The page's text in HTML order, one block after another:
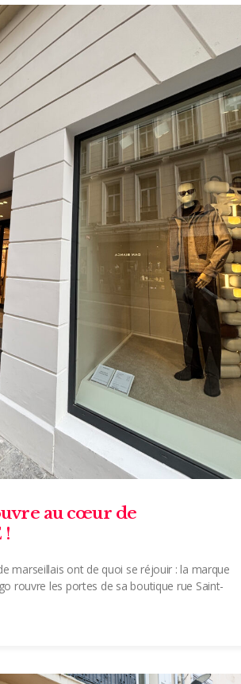
au cœur de
!
marseillais ont de quoi se réjouir : la marque
rouvre les portes de sa boutique rue Saint-